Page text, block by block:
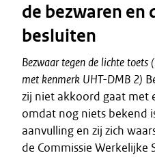
de bezwaren en
besluiten
Bezwaartegendelichtetoets
metkenmerk UHT-DMB 2)
zij niet akkoord gaat met
omdat nog niets bekend
aanvulling en zij zich
de Commissie Werkelijke